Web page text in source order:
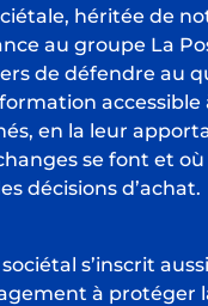
héritée de
au groupe La
de défendre au
accessible
en la leur
se font et
décisions d’achat.
à protéger